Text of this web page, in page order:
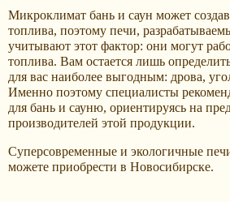
Микроклимат бань и саун может
топлива, поэтому печи,
учитывают этот фактор: они могут
топлива. Вам остается лишь
для вас наиболее выгодным: дрова,
Именно поэтому специалисты
для бань и сауню, ориентируясь на
производителей этой продукции.
Суперсовременные и экологичные
можете приобрести в Новосибирске.